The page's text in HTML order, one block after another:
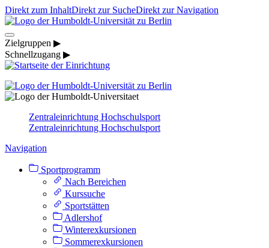
Direkt zum InhaltDirekt zur SucheDirekt zur Navigation
Zielgruppen ▶
Schnellzugang ▶
Zentraleinrichtung Hochschulsport
Zentraleinrichtung Hochschulsport
Navigation
Sportprogramm
Nach Bereichen
Kurssuche
Sportstätten
Adlershof
Winterexkursionen
Sommerexkursionen